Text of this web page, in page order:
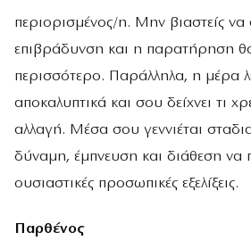
περιορισμένος/η. Μην βιαστείς να
επιβράδυνση και η παρατήρηση
περισσότερο. Παράλληλα, η μέρα
αποκαλυπτικά και σου δείχνει τι
αλλαγή. Μέσα σου γεννιέται
δύναμη, έμπνευση και διάθεση να
ουσιαστικές προσωπικές εξελίξεις.
Παρθένος